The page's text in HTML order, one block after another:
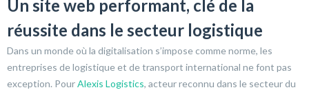
Un site web performant, clé de la
réussite dans le secteur logistique
Dans un monde où la digitalisation s’impose comme norme, les
entreprises de logistique et de transport international ne font pas
exception. PourAlexis Logistics, acteur reconnu dans le secteur du